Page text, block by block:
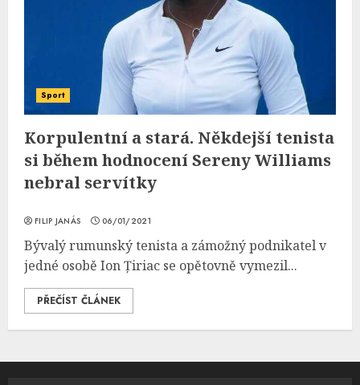
Sport
Korpulentní a stará. Někdejší tenista
si během hodnocení Sereny Williams
nebral servítky
FILIP JANÁS 06/01/2021
Bývalý rumunský tenista a zámožný podnikatel v
jedné osobě Ion Țiriac se opětovně vymezil...
PŘEČÍST ČLÁNEK